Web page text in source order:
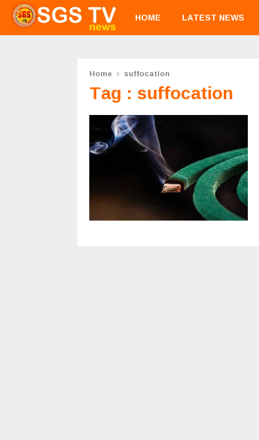
HOME LATEST NEWS
Home suffocation
Tag : suffocation